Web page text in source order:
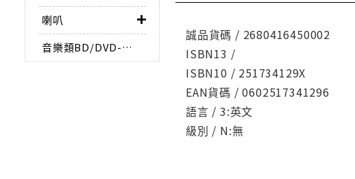
喇叭
音樂類BD/DVD-AUDIO
誠品貨碼 / 2680416450002
ISBN13 /
ISBN10 / 251734129X
EAN貨碼 / 0602517341296
語言 / 3:英文
級別 / N:無